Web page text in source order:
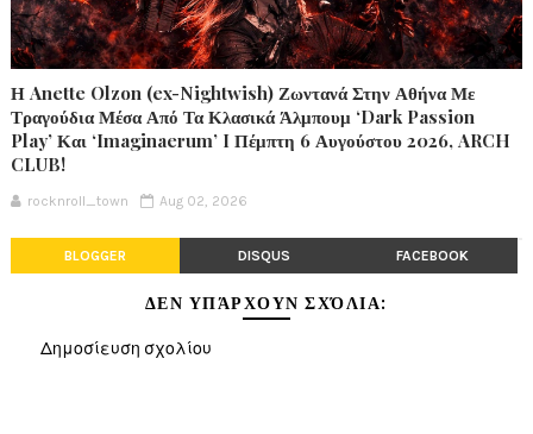
Η Anette Olzon (ex-Nightwish) Ζωντανά Στην Αθήνα Με
Τραγούδια Μέσα Από Τα Κλασικά Άλμπουμ ‘Dark Passion
Play’ Και ‘Imaginaerum’ I Πέμπτη 6 Αυγούστου 2026, ARCH
CLUB!
rocknroll_town Aug 02, 2026
BLOGGER DISQUS FACEBOOK
ΔΕΝ ΥΠΆΡΧΟΥΝ ΣΧΌΛΙΑ:
Δημοσίευση σχολίου